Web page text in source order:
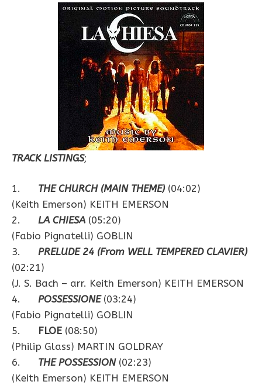
TRACK LISTINGS;
1. THE CHURCH (MAIN THEME) (04:02)
(Keith Emerson) KEITH EMERSON
2. LA CHIESA (05:20)
(Fabio Pignatelli) GOBLIN
3. PRELUDE 24 (From WELL TEMPERED CLAVIER)
(02:21)
(J. S. Bach – arr. Keith Emerson) KEITH EMERSON
4.
POSSESSIONE(03:24)
(Fabio Pignatelli) GOBLIN
5. FLOE (08:50)
(Philip Glass) MARTIN GOLDRAY
6. THE POSSESSION(02:23)
(Keith Emerson) KEITH EMERSON